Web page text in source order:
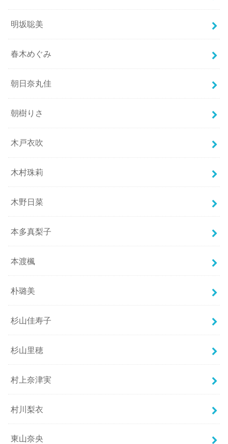
明坂聡美
春木めぐみ
朝日奈丸佳
朝樹りさ
木戸衣吹
木村珠莉
木野日菜
本多真梨子
本渡楓
朴璐美
杉山佳寿子
杉山里穂
村上奈津実
村川梨衣
東山奈央